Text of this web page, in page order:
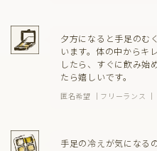
夕方になると手足のむ
います。体の中からキ
したら、すぐに飲み始
たら嬉しいです。
匿名希望 ｜フリーランス ｜
手足の冷えが気になる